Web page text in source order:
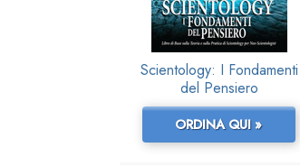
Scientology: I Fondamenti
del Pensiero
ORDINA QUI »